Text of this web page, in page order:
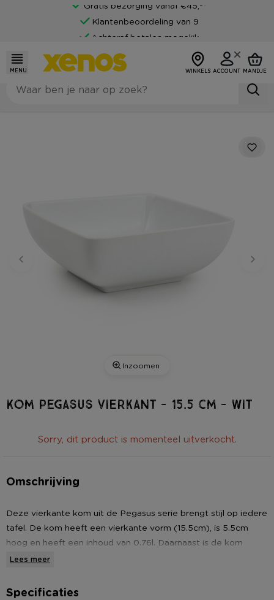
Gratis bezorging vanaf €45,-*
Klantenbeoordeling van 9
Achteraf betalen mogelijk
MENU WINKELS ACCOUNT MANDJE
Inzoomen
Kom pegasus vierkant - 15.5 cm - wit
Sorry, dit product is momenteel uitverkocht.
Omschrijving
Deze vierkante kom uit de Pegasus serie brengt stijl op iedere
tafel. De kom heeft een vierkante vorm (15.5cm), is 5.5cm
hoog en heeft een inhoud van 0.76l. Daarnaast is de kom
gemaakt van porselein, is geschikt voor de microgolfoven en
iedereen die van een vleugje elegantie houdt!
Lees meer
Specificaties